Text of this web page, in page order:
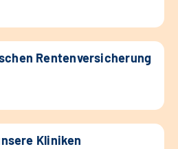
Rentenversicherung
Kliniken